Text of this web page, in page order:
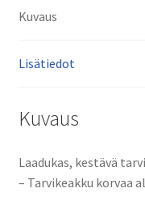
DM91
Multimeter,
Multimeter,
DM93
Multimeter
Kuvaus
Lisätiedot
Kuvaus
Laadukas, kestävä
– Tarvikeakku korvaa